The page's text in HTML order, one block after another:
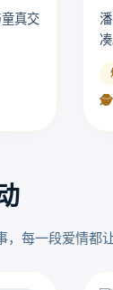
真交
凑
🕵️
每一段爱情都让